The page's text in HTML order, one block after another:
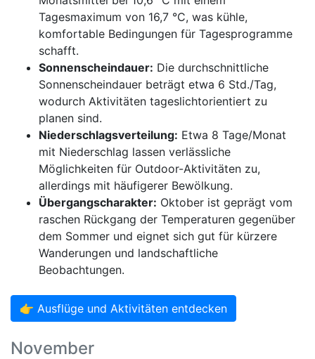
Tagesmaximum von 16,7 °C, was kühle,
komfortable Bedingungen für Tagesprogramme
schafft.
Sonnenscheindauer: Die durchschnittliche
Sonnenscheindauer beträgt etwa 6 Std./Tag,
wodurch Aktivitäten tageslichtorientiert zu
planen sind.
Niederschlagsverteilung: Etwa 8 Tage/Monat
mit Niederschlag lassen verlässliche
Möglichkeiten für Outdoor-Aktivitäten zu,
allerdings mit häufigerer Bewölkung.
Übergangscharakter: Oktober ist geprägt vom
raschen Rückgang der Temperaturen gegenüber
dem Sommer und eignet sich gut für kürzere
Wanderungen und landschaftliche
Beobachtungen.
👉 Ausflüge und Aktivitäten entdecken
November